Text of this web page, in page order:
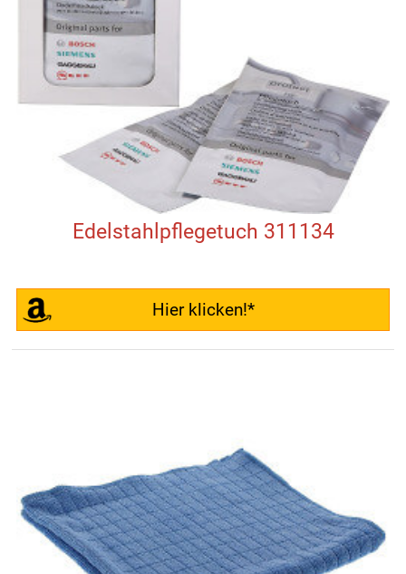
Edelstahlpflegetuch 311134
Hier klicken!*